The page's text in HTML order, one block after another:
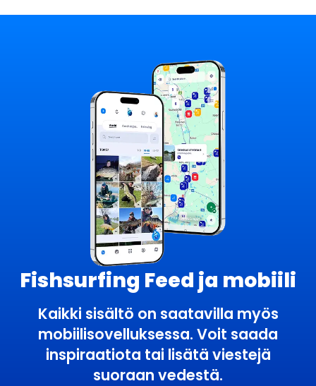
Fishsurfing Feed ja mobiili
Kaikki sisältö on saatavilla myös
mobiilisovelluksessa. Voit saada
inspiraatiota tai lisätä viestejä
suoraan vedestä.